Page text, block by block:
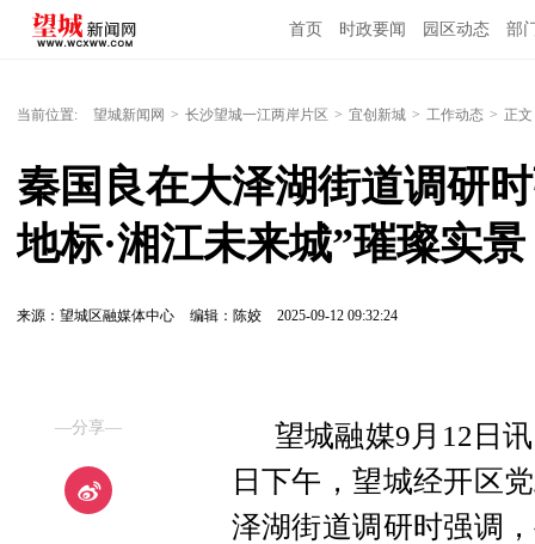
首页 时政要闻 园区动态 部
当前位置: 望城新闻网 > 长沙望城一江两岸片区 > 宜创新城 > 工作动态 > 正文
秦国良在大泽湖街道调研
地标·湘江未来城”璀璨实景
来源：望城区融媒体中心 编辑：陈姣 2025-09-12 09:32:24
—分享—
望城融媒9月12日
日下午，望城经开区
泽湖街道调研时强调